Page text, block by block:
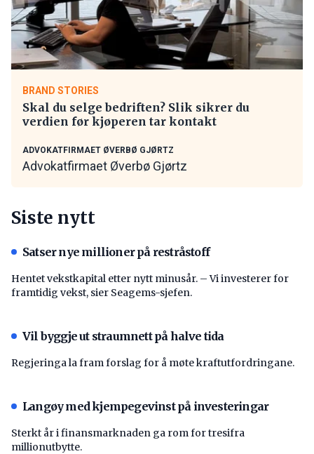
BRAND STORIES
Skal du selge bedriften? Slik sikrer du
verdien før kjøperen tar kontakt
ADVOKATFIRMAET ØVERBØ GJØRTZ
Advokatfirmaet Øverbø Gjørtz
Siste nytt
Satser nye millioner på restråstoff
Hentet vekstkapital etter nytt minusår. – Vi investerer for
framtidig vekst, sier Seagems-sjefen.
Vil byggje ut straumnett på halve tida
Regjeringa la fram forslag for å møte kraftutfordringane.
Langøy med kjempegevinst på investeringar
Sterkt år i finansmarknaden ga rom for tresifra
millionutbytte.